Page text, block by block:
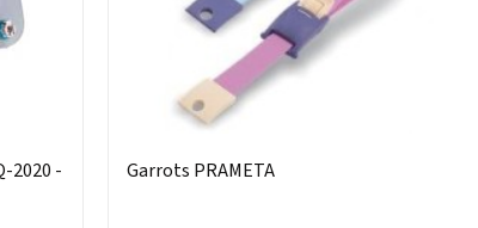
2020 -
Garrots PRAMETA